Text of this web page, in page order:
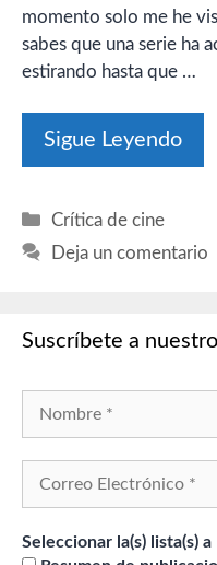
momento solo me he
sabes que una serie ha
estirando hasta que …
Sigue Leyendo
Categorías
Crítica de cine
Deja un comentario
Suscríbete a
Seleccionar la(s) lista(s)